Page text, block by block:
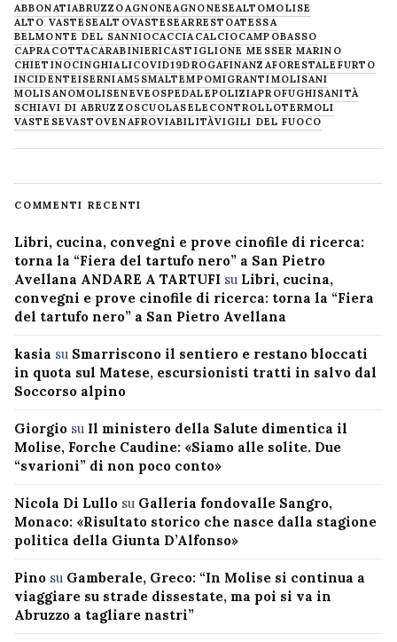
ABBONATIABRUZZOAGNONEAGNONESEALTOMOLISE
ALTO VASTESEALTOVASTESEARRESTOATESSA
BELMONTE DEL SANNIOCACCIACALCIOCAMPOBASSO
CAPRACOTTACARABINIERICASTIGLIONE MESSER MARINO
CHIETINOCINGHIALICOVID19DROGAFINANZAFORESTALE FURTO
INCIDENTEISERNIAM5SMALTEMPOMIGRANTIMOLISANI
MOLISANOMOLISENEVE OSPEDALEPOLIZIAPROFUGHISANITÀ
SCHIAVI DI ABRUZZOSCUOLASELECONTROLLOTERMOLI
VASTESEVASTOVENAFROVIABILITÀVIGILI DEL FUOCO
COMMENTI RECENTI
Libri, cucina, convegni e prove cinofile di ricerca:
torna la “Fiera del tartufo nero” a San Pietro
Avellana ANDARE A TARTUFI su Libri, cucina,
convegni e prove cinofile di ricerca: torna la “Fiera
del tartufo nero” a San Pietro Avellana
kasia su Smarriscono il sentiero e restano bloccati
in quota sul Matese, escursionisti tratti in salvo dal
Soccorso alpino
Giorgio su Il ministero della Salute dimentica il
Molise, Forche Caudine: «Siamo alle solite. Due
“svarioni” di non poco conto»
Nicola Di Lullo su Galleria fondovalle Sangro,
Monaco: «Risultato storico che nasce dalla stagione
politica della Giunta D’Alfonso»
Pino su Gamberale, Greco: “In Molise si continua a
viaggiare su strade dissestate, ma poi si va in
Abruzzo a tagliare nastri”